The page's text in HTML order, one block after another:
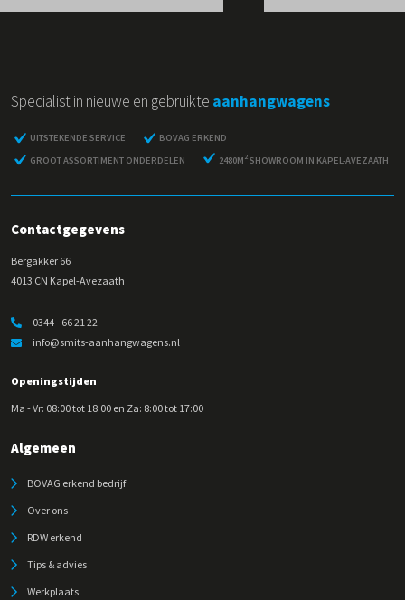
Specialist in nieuwe en gebruikte aanhangwagens
UITSTEKENDE SERVICE
BOVAG ERKEND
GROOT ASSORTIMENT ONDERDELEN
2480M 2SHOWROOM IN KAPEL-AVEZAATH
Contactgegevens
Bergakker 66
4013 CN Kapel-Avezaath
0344 - 66 21 22
info@smits-aanhangwagens.nl
Openingstijden
Ma - Vr: 08:00 tot 18:00 en Za: 8:00 tot 17:00
Algemeen
BOVAG erkend bedrijf
Over ons
RDW erkend
Tips & advies
Werkplaats